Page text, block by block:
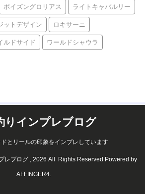
ポイズングロリアス ライトキャバルリー
ットデザイン ロキサーニ
ルドサイド ワールドシャウラ
りインプレブログ
とリールの印象をインプレしています
レブログ , 2026 All Rights Reserved Powered by
AFFINGER4.